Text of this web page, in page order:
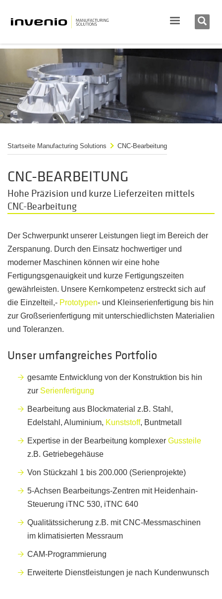
Startseite Manufacturing Solutions CNC-Bearbeitung
CNC-BEARBEITUNG
Hohe Präzision und kurze Lieferzeiten mittels
CNC-Bearbeitung
Der Schwerpunkt unserer Leistungen liegt im Bereich der
Zerspanung. Durch den Einsatz hochwertiger und
moderner Maschinen können wir eine hohe
Fertigungsgenauigkeit und kurze Fertigungszeiten
gewährleisten. Unsere Kernkompetenz erstreckt sich auf
die Einzelteil,- Prototypen- und Kleinserienfertigung bis hin
zur Großserienfertigung mit unterschiedlichsten Materialien
und Toleranzen.
Unser umfangreiches Portfolio
gesamte Entwicklung von der Konstruktion bis hin
zur Serienfertigung
Bearbeitung aus Blockmaterial z.B. Stahl,
Edelstahl, Aluminium, Kunststoff, Buntmetall
Expertise in der Bearbeitung komplexer Gussteile
z.B. Getriebegehäuse
Von Stückzahl 1 bis 200.000 (Serienprojekte)
5-Achsen Bearbeitungs-Zentren mit Heidenhain-
Steuerung iTNC 530, iTNC 640
Qualitätssicherung z.B. mit CNC-Messmaschinen
im klimatisierten Messraum
CAM-Programmierung
Erweiterte Dienstleistungen je nach Kundenwunsch